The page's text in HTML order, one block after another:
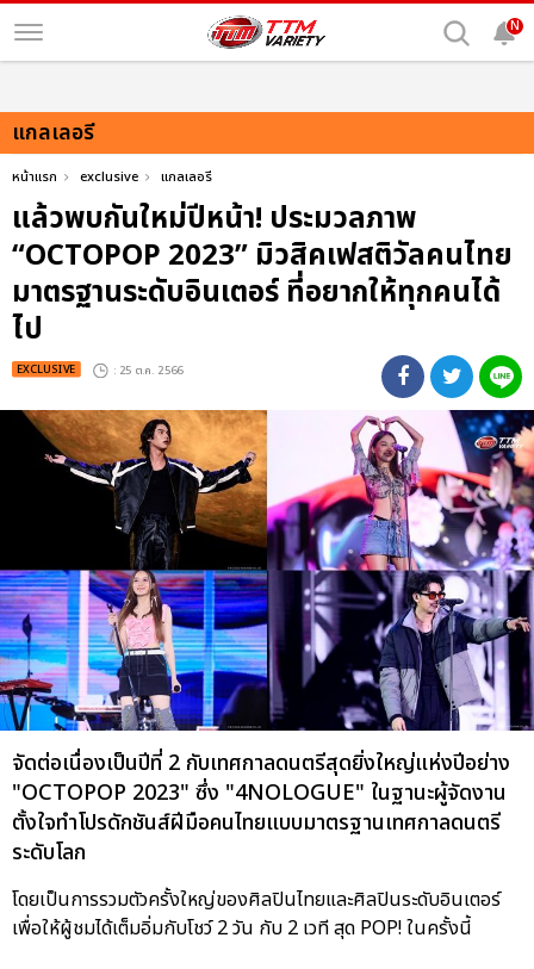
N
แกลเลอรี
หน้าแรก exclusive แกลเลอรี
แล้วพบกันใหม่ปีหน้า! ประมวลภาพ
“OCTOPOP 2023” มิวสิคเฟสติวัลคนไทย
มาตรฐานระดับอินเตอร์ ที่อยากให้ทุกคนได้
ไป
EXCLUSIVE : 25 ต.ค. 2566
จัดต่อเนื่องเป็นปีที่ 2 กับเทศกาลดนตรีสุดยิ่งใหญ่แห่งปีอย่าง
"OCTOPOP 2023" ซึ่ง "4NOLOGUE" ในฐานะผู้จัดงาน
ตั้งใจทำโปรดักชันส์ฝีมือคนไทยแบบมาตรฐานเทศกาลดนตรี
ระดับโลก
โดยเป็นการรวมตัวครั้งใหญ่ของศิลปินไทยและศิลปินระดับอินเตอร์
เพื่อให้ผู้ชมได้เต็มอิ่มกับโชว์ 2 วัน กับ 2 เวที สุด POP! ในครั้งนี้